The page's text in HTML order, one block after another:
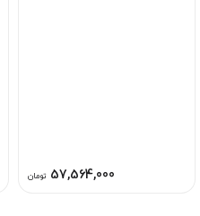
57,564,000 تومان